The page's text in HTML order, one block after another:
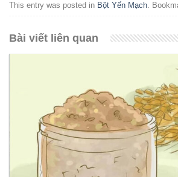
This entry was posted in Bột Yến Mạch .
Bài viết liên quan